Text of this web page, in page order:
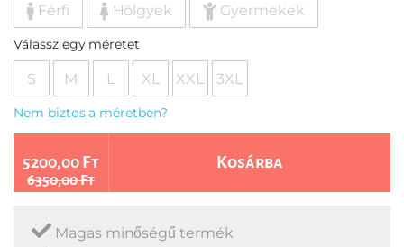
Férfi Hölgyek Gyermekek
Válassz egy méretet
S M L XL XXL 3XL
Nem biztos a méretben?
5200,00 Ft
6350,00 Ft
Kosárba
Magas minőségű termék